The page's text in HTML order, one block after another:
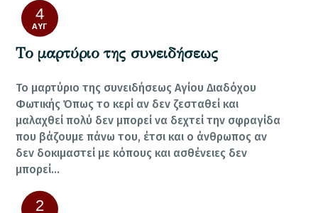
4
ΑΥΓ
Το μαρτύριο της συνειδήσεως
Το μαρτύριο της συνειδήσεως Αγίου Διαδόχου
Φωτικής Όπως το κερί αν δεν ζεσταθεί και
μαλαχθεί πολύ δεν μπορεί να δεχτεί την σφραγίδα
που βάζουμε πάνω του, έτσι και ο άνθρωπος αν
δεν δοκιμαστεί με κόπους και ασθένειες δεν
μπορεί…
2